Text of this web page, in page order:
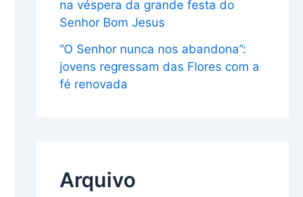
na véspera da grande festa do
Senhor Bom Jesus
“O Senhor nunca nos abandona”:
jovens regressam das Flores com a
fé renovada
Arquivo